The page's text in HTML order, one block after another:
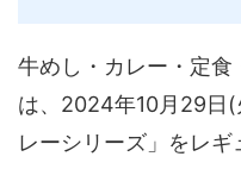
牛めし・カレー・定
は、2024年10月29日(
レーシリーズ」をレギ